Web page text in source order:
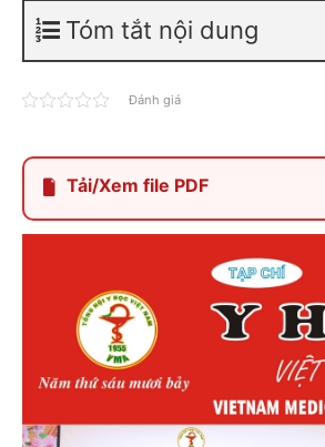
Tóm tắt nội dung
Đánh giá
Tải/Xem file PDF